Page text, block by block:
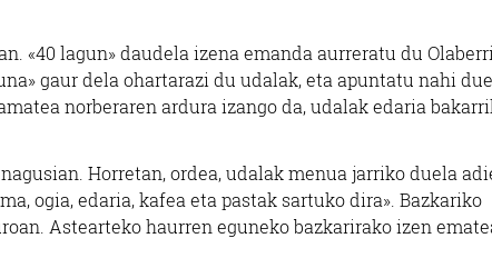
«40 lagun» daudela izena emanda aurreratu du
gaur dela ohartarazi du udalak, eta apuntatu nahi
norberaren ardura izango da, udalak edaria
Horretan, ordea, udalak menua jarriko duela
ogia, edaria, kafea eta pastak sartuko dira». Bazkariko
Astearteko haurren eguneko bazkarirako izen